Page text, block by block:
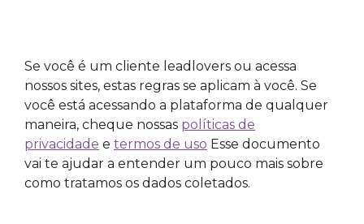
Se você é um cliente leadlovers ou acessa
nossos sites, estas regras se aplicam à você. Se
você está acessando a plataforma de qualquer
maneira, cheque nossas políticas de
privacidade e termos de uso Esse documento
vai te ajudar a entender um pouco mais sobre
como tratamos os dados coletados.